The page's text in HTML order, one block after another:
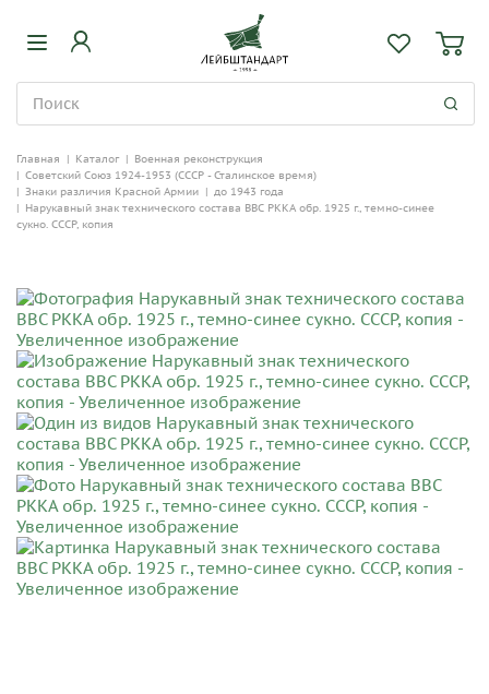
Главная | Каталог | Военная реконструкция
| Советский Союз 1924-1953 (СССР - Сталинское время)
| Знаки различия Красной Армии | до 1943 года
| Нарукавный знак технического состава ВВС РККА обр. 1925 г., темно-синее
сукно. СССР, копия